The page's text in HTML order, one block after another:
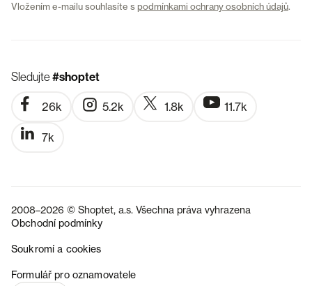
Vložením e-mailu souhlasíte spodmínkami ochrany osobních údajů.
Sledujte#shoptet
26k 5.2k 1.8k 11.7k
7k
2008–2026 © Shoptet, a.s. Všechna práva vyhrazena
Obchodní podmínky
Soukromí a cookies
Formulář pro oznamovatele